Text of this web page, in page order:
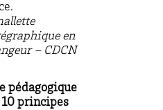
en
– CDCN
pédagogique
10 principes